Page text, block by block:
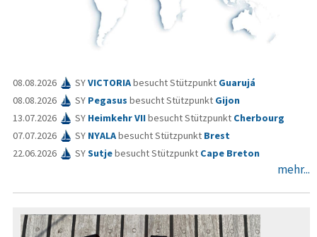
08.08.2026 SYVICTORIAbesucht Stützpunkt Guarujá
08.08.2026
SY Pegasus besucht Stützpunkt Gijon
13.07.2026
SY Heimkehr VIIbesucht Stützpunkt Cherbourg
07.07.2026
SY NYALAbesucht Stützpunkt Brest
22.06.2026
SYSutjebesucht Stützpunkt Cape Breton
mehr...